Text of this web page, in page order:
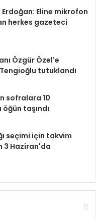
Eline mikrofon
herkes gazeteci
Özgür Özel'e
tutuklandı
sofralara 10
taşındı
seçimi için takvim
3 Haziran'da